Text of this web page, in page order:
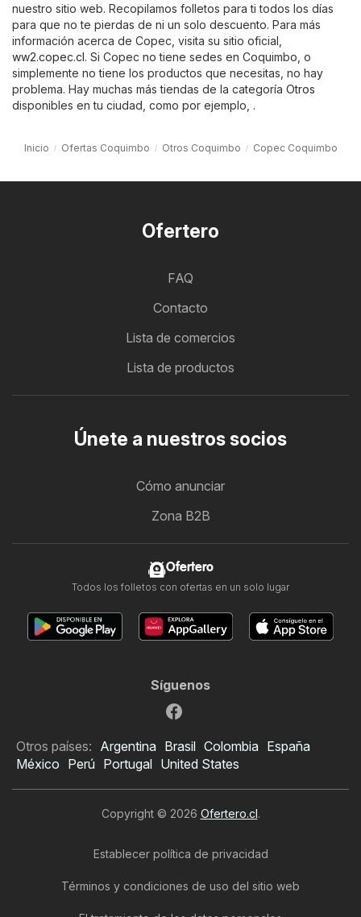
nuestro sitio web. Recopilamos folletos para ti todos los días
para que no te pierdas de ni un solo descuento. Para más
información acerca de Copec, visita su sitio oficial,
ww2.copec.cl. Si Copec no tiene sedes en Coquimbo, o
simplemente no tiene los productos que necesitas, no hay
problema. Hay muchas más tiendas de la categoría Otros
disponibles en tu ciudad, como por ejemplo, .
Inicio Ofertas Coquimbo Otros Coquimbo Copec Coquimbo
Ofertero
FAQ
Contacto
Lista de comercios
Lista de productos
Únete a nuestros socios
Cómo anunciar
Zona B2B
Ofertero
Todos los folletos con ofertas en un solo lugar
Síguenos
Otros países: Argentina Brasil Colombia España
México Perú Portugal United States
Copyright © 2026 Ofertero.cl.
Establecer política de privacidad
Términos y condiciones de uso del sitio web